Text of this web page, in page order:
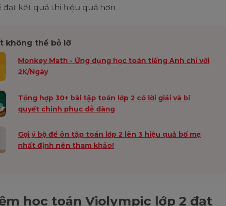
đạt kết quả thi hiệu quả hơn.
không thể bỏ lỡ
Monkey Math - Ứng dụng học toán tiếng Anh chỉ với
2K/Ngày
Tổng hợp 30+ bài tập toán lớp 2 có lời giải và bí
quyết chinh phục dễ dàng
Gợi ý bộ đề ôn tập toán lớp 2 lên 3 hiệu quả bố mẹ
nhất định nên tham khảo!
học toán Violympic lớp 2 đạt